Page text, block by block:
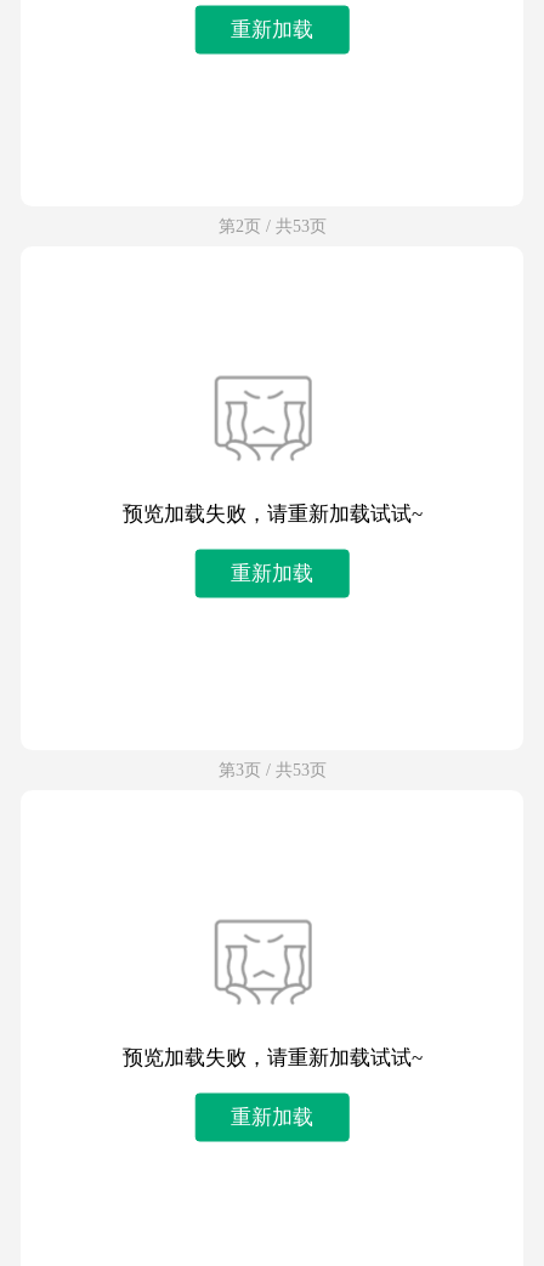
重新加载
第2页 / 共53页
预览加载失败，请重新加载试试~
重新加载
第3页 / 共53页
预览加载失败，请重新加载试试~
重新加载